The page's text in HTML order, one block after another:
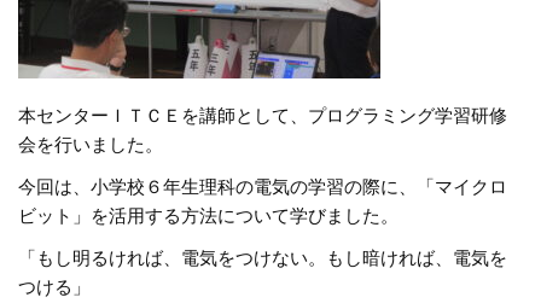
本センターＩＴＣＥを講師として、プログラミング学習研修
会を行いました。
今回は、小学校６年生理科の電気の学習の際に、「マイクロ
ビット」を活用する方法について学びました。
「もし明るければ、電気をつけない。もし暗ければ、電気を
つける」